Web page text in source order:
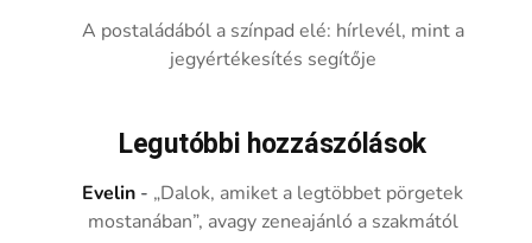
A postaládából a színpad elé: hírlevél, mint a
jegyértékesítés segítője
Legutóbbi hozzászólások
Evelin - „Dalok, amiket a legtöbbet pörgetek
mostanában”, avagy zeneajánló a szakmától